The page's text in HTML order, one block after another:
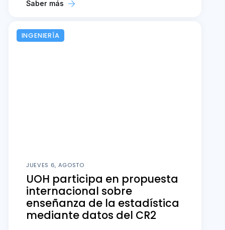
Saber más
INGENIERÍA
JUEVES 6, AGOSTO
UOH participa en propuesta
internacional sobre
enseñanza de la estadística
mediante datos del CR2